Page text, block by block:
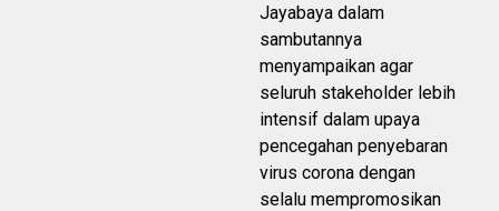
Jayabaya dalam
sambutannya
menyampaikan agar
seluruh stakeholder lebih
intensif dalam upaya
pencegahan penyebaran
virus corona dengan
selalu mempromosikan